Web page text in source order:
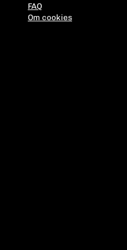
FAQ
Om cookies